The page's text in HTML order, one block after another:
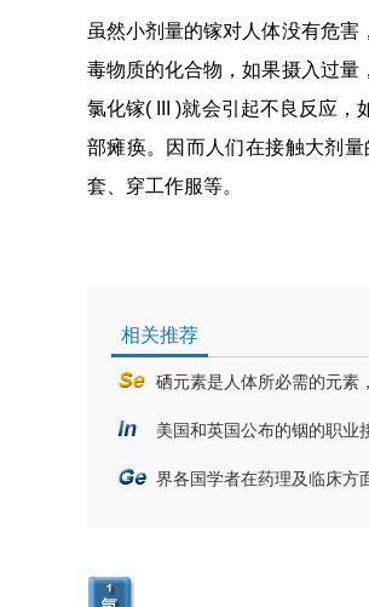
虽然小剂量的镓对人体没有危
毒物质的化合物，如果摄入过量
氯化镓( III )就会引起不良反应，
部瘫痪。因而人们在接触大剂
套、穿工作服等。
相关推荐
硒元素是人体所必需的元素
美国和英国公布的铟的职业
界各国学者在药理及临床方